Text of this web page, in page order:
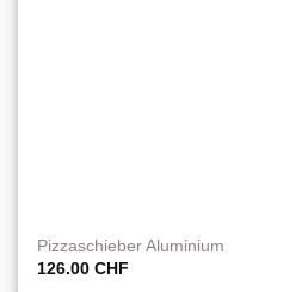
Pizzaschieber Aluminium
126.00CHF